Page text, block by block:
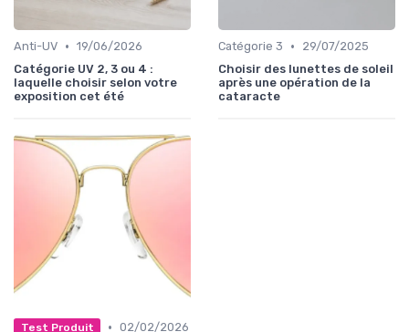
Anti-UV • 19/06/2026
Catégorie UV 2, 3 ou 4 :
laquelle choisir selon votre
exposition cet été
Catégorie 3 •
29/07/2025
Choisir des lunettes de soleil
après une opération de la
cataracte
Test Produit • 02/02/2026